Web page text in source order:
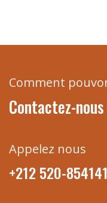
Comment
Contactez-
Appelez nous
+212 520-854141